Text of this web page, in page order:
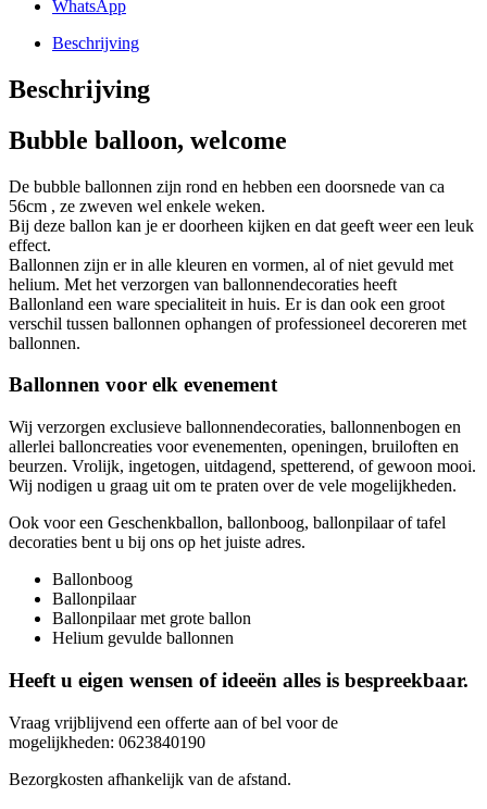
WhatsApp
Beschrijving
Beschrijving
Bubble balloon, welcome
De bubble ballonnen zijn rond en hebben een doorsnede van ca
56cm , ze zweven wel enkele weken.
Bij deze ballon kan je er doorheen kijken en dat geeft weer een leuk
effect.
Ballonnen zijn er in alle kleuren en vormen, al of niet gevuld met
helium. Met het verzorgen van ballonnendecoraties heeft
Ballonland een ware specialiteit in huis. Er is dan ook een groot
verschil tussen ballonnen ophangen of professioneel decoreren met
ballonnen.
Ballonnen voor elk evenement
Wij verzorgen exclusieve ballonnendecoraties, ballonnenbogen en
allerlei balloncreaties voor evenementen, openingen, bruiloften en
beurzen. Vrolijk, ingetogen, uitdagend, spetterend, of gewoon mooi.
Wij nodigen u graag uit om te praten over de vele mogelijkheden.
Ook voor een Geschenkballon, ballonboog, ballonpilaar of tafel
decoraties bent u bij ons op het juiste adres.
Ballonboog
Ballonpilaar
Ballonpilaar met grote ballon
Helium gevulde ballonnen
Heeft u eigen wensen of ideeën alles is bespreekbaar.
Vraag vrijblijvend een offerte aan of bel voor de
mogelijkheden: 0623840190
Bezorgkosten afhankelijk van de afstand.